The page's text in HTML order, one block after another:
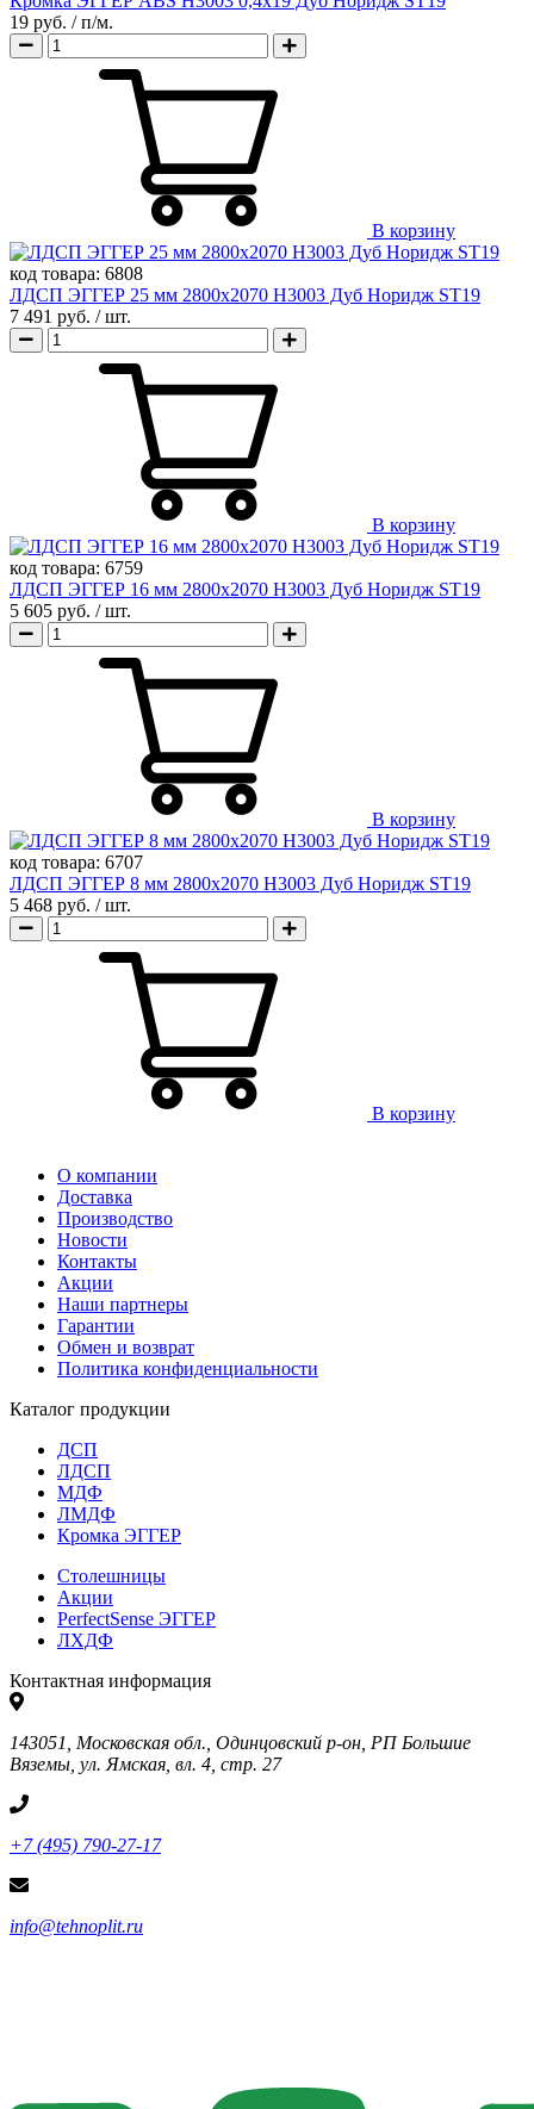
19 руб. / п/м.
В корзину
код товара: 6808
ЛДСП ЭГГЕР 25 мм 2800х2070 H3003 Дуб Норидж ST19
7 491 руб. / шт.
В корзину
код товара: 6759
ЛДСП ЭГГЕР 16 мм 2800х2070 H3003 Дуб Норидж ST19
5 605 руб. / шт.
В корзину
код товара: 6707
ЛДСП ЭГГЕР 8 мм 2800х2070 H3003 Дуб Норидж ST19
5 468 руб. / шт.
В корзину
О компании
Доставка
Производство
Новости
Контакты
Акции
Наши партнеры
Гарантии
Обмен и возврат
Политика конфиденциальности
Каталог продукции
ДСП
ЛДСП
МДФ
ЛМДФ
Кромка ЭГГЕР
Столешницы
Акции
PerfectSense ЭГГЕР
ЛХДФ
Контактная информация
143051, Московская обл., Одинцовский р-он, РП Большие
Вяземы, ул. Ямская, вл. 4, стр. 27
+7 (495) 790-27-17
info@tehnoplit.ru